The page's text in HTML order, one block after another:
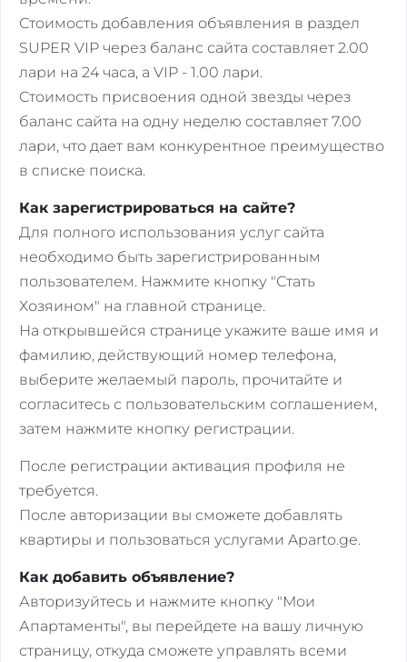
Стоимость добавления объявления в раздел
SUPER VIP через баланс сайта составляет 2.00
лари на 24 часа, а VIP - 1.00 лари.
Стоимость присвоения одной звезды через
баланс сайта на одну неделю составляет 7.00
лари, что дает вам конкурентное преимущество
в списке поиска.
Как зарегистрироваться на сайте?
Для полного использования услуг сайта
необходимо быть зарегистрированным
пользователем. Нажмите кнопку "Стать
Хозяином" на главной странице.
На открывшейся странице укажите ваше имя и
фамилию, действующий номер телефона,
выберите желаемый пароль, прочитайте и
согласитесь с пользовательским соглашением,
затем нажмите кнопку регистрации.
После регистрации активация профиля не
требуется.
После авторизации вы сможете добавлять
квартиры и пользоваться услугами Aparto.ge.
Как добавить объявление?
Авторизуйтесь и нажмите кнопку "Мои
Апартаменты", вы перейдете на вашу личную
страницу, откуда сможете управлять всеми